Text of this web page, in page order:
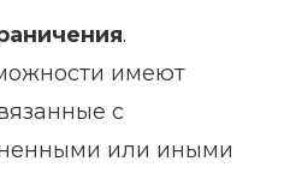
.
имеют
с
или иными